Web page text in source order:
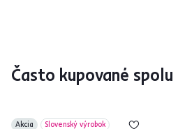
Často kupované spolu
Akcia Slovenský výrobok